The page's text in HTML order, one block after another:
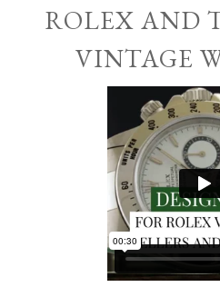
ROLEX AND
VINTAGE